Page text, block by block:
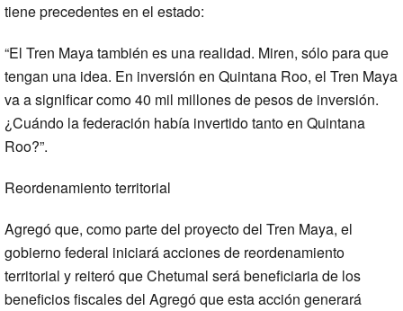
tiene precedentes en el estado:
“El Tren Maya también es una realidad. Miren, sólo para que
tengan una idea. En inversión en Quintana Roo, el Tren Maya
va a significar como 40 mil millones de pesos de inversión.
¿Cuándo la federación había invertido tanto en Quintana
Roo?”.
Reordenamiento territorial
Agregó que, como parte del proyecto del Tren Maya, el
gobierno federal iniciará acciones de reordenamiento
territorial y reiteró que Chetumal será beneficiaria de los
beneficios fiscales del Agregó que esta acción generará